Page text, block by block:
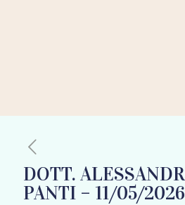
DOTT.
PANTI – 11/05/2026